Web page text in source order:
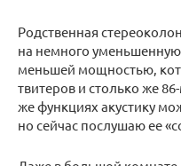
Родственная
на немного уменьшенную
меньшей мощностью,
твитеров и столько же
же функциях акустику
но сейчас послушаю ее